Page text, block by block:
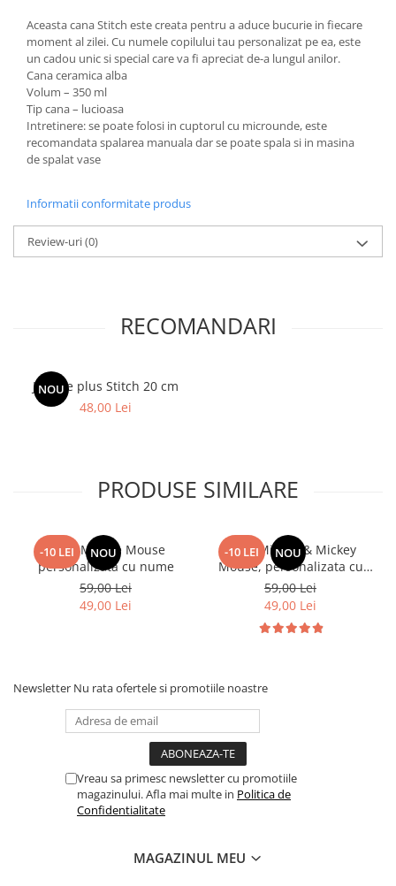
Aceasta cana Stitch este creata pentru a aduce bucurie in fiecare
moment al zilei. Cu numele copilului tau personalizat pe ea, este
un cadou unic si special care va fi apreciat de-a lungul anilor.
Cana ceramica alba
Volum – 350 ml
Tip cana – lucioasa
Intretinere: se poate folosi in cuptorul cu microunde, este
recomandata spalarea manuala dar se poate spala si in masina
de spalat vase
Informatii conformitate produs
Review-uri(0)
RECOMANDARI
NOU
Jucarie plus Stitch 20 cm
48,00 Lei
PRODUSE SIMILARE
-10 LEI NOU
Cana Minnie Mouse
personalizata cu nume
59,00 Lei
49,00 Lei
-10 LEI NOU
Cana Minnie & Mickey
Mouse, personalizata cu
nume
59,00 Lei
49,00 Lei
Newsletter Nu rata ofertele si promotiile noastre
Vreau sa primesc newsletter cu promotiile
magazinului. Afla mai multe in Politica de
Confidentialitate
MAGAZINUL MEU